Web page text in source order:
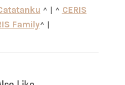
^ | ^ CERIS
Family^ |